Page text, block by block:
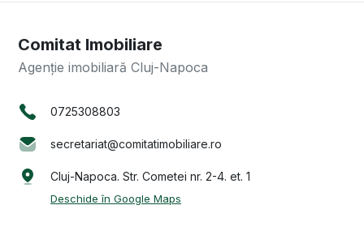
Comitat Imobiliare
Agenție imobiliară Cluj-Napoca
0725308803
secretariat@comitatimobiliare.ro
Cluj-Napoca. Str. Cometei nr. 2-4. et. 1
Deschide în Google Maps